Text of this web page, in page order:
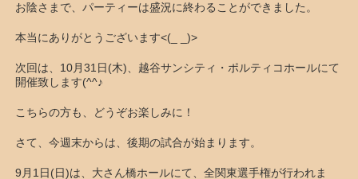
お陰さまで、パーティーは盛況に終わることができました。
本当にありがとうございます<(_ _)>
次回は、10月31日(木)、越谷サンシティ・ポルティコホールにて
開催致します(^^♪
こちらの方も、どうぞお楽しみに！
さて、今週末からは、後期の試合が始まります。
9月1日(日)は、大さん橋ホールにて、全関東選手権が行われま